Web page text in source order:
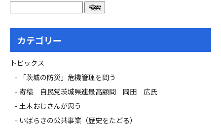
カテゴリー
トピックス
「茨城の防災」危機管理を問う
寄稿 自民党茨城県連最高顧問 岡田 広氏
土木おじさんが思う
いばらきの公共事業（歴史をたどる）